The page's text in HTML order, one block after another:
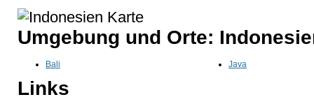
Umgebung und Orte:
Bali Java
Links